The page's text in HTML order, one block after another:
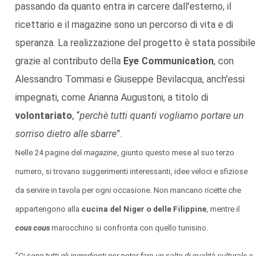
passando da quanto entra in carcere dall'esterno, il
ricettario e il magazine sono un percorso di vita e di
speranza. La realizzazione del progetto è stata possibile
grazie al contributo della Eye Communication, con
Alessandro Tommasi e Giuseppe Bevilacqua, anch'essi
impegnati, come Arianna Augustoni, a titolo di
volontariato, “perchè tutti quanti vogliamo portare un
sorriso dietro alle sbarre”.
Nelle 24 pagine del magazine, giunto questo mese al suo terzo
numero, si trovano suggerimenti interessanti, idee veloci e sfiziose
da servire in tavola per ogni occasione. Non mancano ricette che
appartengono alla cucina del Niger o delle Filippine, mentre il
cous cous marocchino si confronta con quello tunisino.